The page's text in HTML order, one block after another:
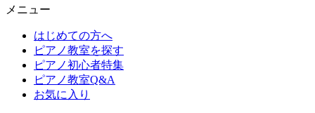
メニュー
はじめての方へ
ピアノ教室を探す
ピアノ初心者特集
ピアノ教室Q&A
お気に入り